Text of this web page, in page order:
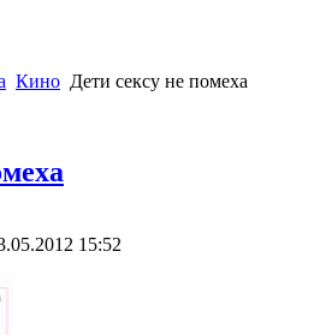
Кино Дети сексу не помеха
15:52